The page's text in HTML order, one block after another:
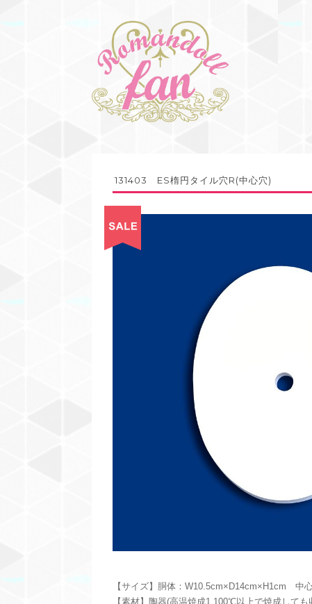
131403 ES楕円タイル穴R(中心穴)
【サイズ】胴体：W10.5cm×D14cm×H1cm 中
【素材】陶器(高温焼成1,100℃以上で焼成しても